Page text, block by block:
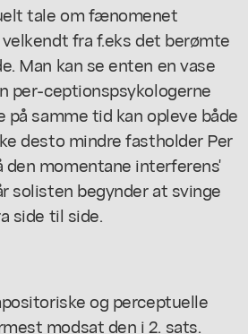
tale om fænomenet
fra f.eks det berømte
Man kan se enten en vase
per-ceptionspsykologerne
på samme tid kan opleve både
desto mindre fastholder Per
den momentane interferens'
solisten begynder at svinge
side til side.
og perceptuelle
modsat den i 2. sats.